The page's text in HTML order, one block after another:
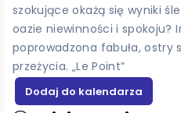
szokujące okażą się wyniki
oazie niewinności i spokoju?
poprowadzona fabuła, ostry
przeżycia. „Le Point”